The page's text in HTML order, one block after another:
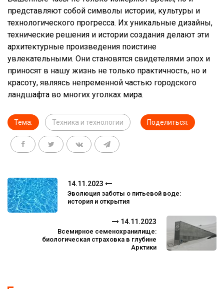
представляют собой символы истории, культуры и
технологического прогресса. Их уникальные дизайны,
технические решения и истории создания делают эти
архитектурные произведения поистине
увлекательными. Они становятся свидетелями эпох и
приносят в нашу жизнь не только практичность, но и
красоту, являясь непременной частью городского
ландшафта во многих уголках мира.
Тема: Техника и технологии Поделиться:
14.11.2023
Эволюция заботы о питьевой воде:
история и открытия
14.11.2023
Всемирное семенохранилище:
биологическая страховка в глубине
Арктики